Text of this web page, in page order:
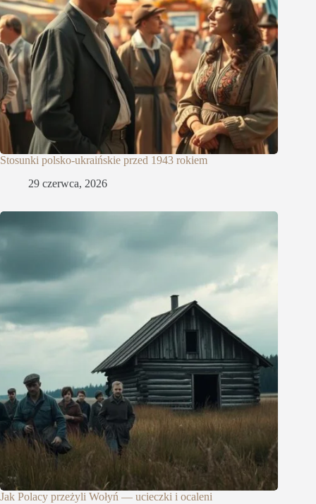
Stosunki polsko-ukraińskie przed 1943 rokiem
29 czerwca, 2026
Jak Polacy przeżyli Wołyń — ucieczki i ocaleni